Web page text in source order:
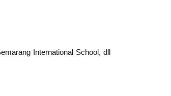
International School, dll